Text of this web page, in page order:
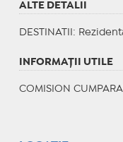
ALTE DETALII
DESTINATII :
INFORMAŢII UTILE
COMISION